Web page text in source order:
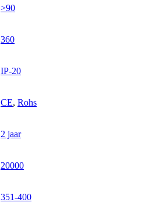
>90
360
IP-20
CE, Rohs
2 jaar
20000
351-400